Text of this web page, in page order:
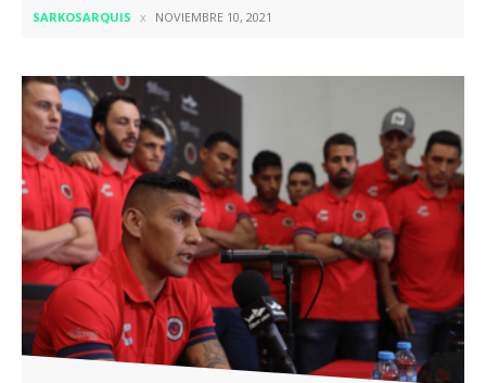
SARKOSARQUIS NOVIEMBRE 10, 2021